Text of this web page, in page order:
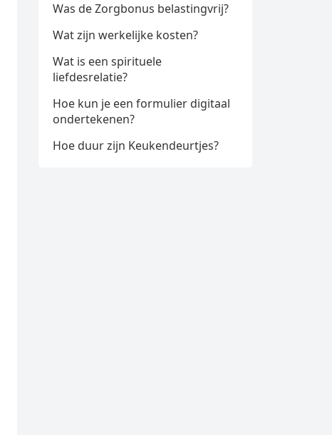
Was de Zorgbonus belastingvrij?
Wat zijn werkelijke kosten?
Wat is een spirituele
liefdesrelatie?
Hoe kun je een formulier digitaal
ondertekenen?
Hoe duur zijn Keukendeurtjes?